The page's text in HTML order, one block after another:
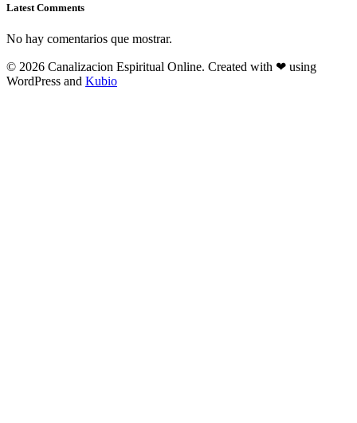
Latest Comments
No hay comentarios que mostrar.
© 2026 Canalizacion Espiritual Online. Created with ❤ using
WordPress and Kubio